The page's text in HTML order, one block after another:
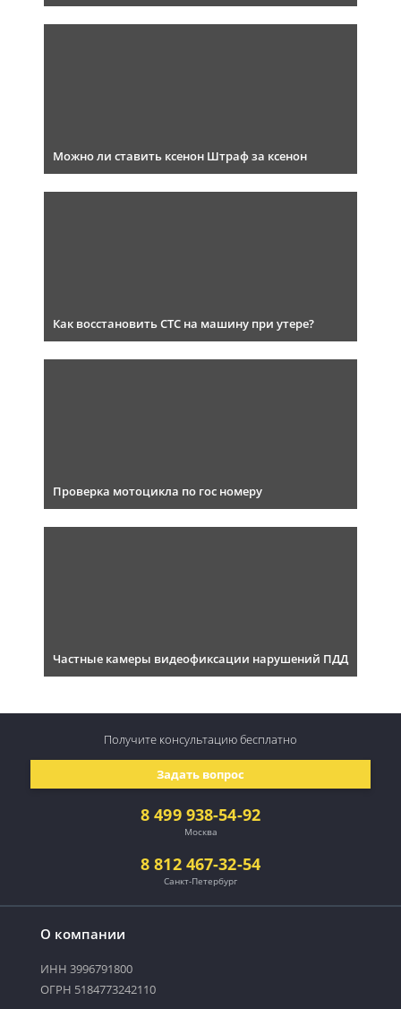
Можно ли ставить ксенон Штраф за ксенон
Как восстановить СТС на машину при утере?
Проверка мотоцикла по гос номеру
Частные камеры видеофиксации нарушений ПДД
О компании
ИНН 3996791800
ОГРН 5184773242110
8 499 938-54-92
Москва
8 812 467-32-54
Санкт-Петербург
Задать вопрос
Получите консультациюбесплатно